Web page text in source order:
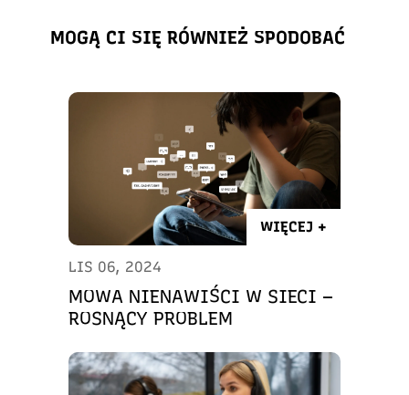
MOGĄ CI SIĘ RÓWNIEŻ SPODOBAĆ
WIĘCEJ +
LIS 06, 2024
MOWA NIENAWIŚCI W SIECI –
ROSNĄCY PROBLEM